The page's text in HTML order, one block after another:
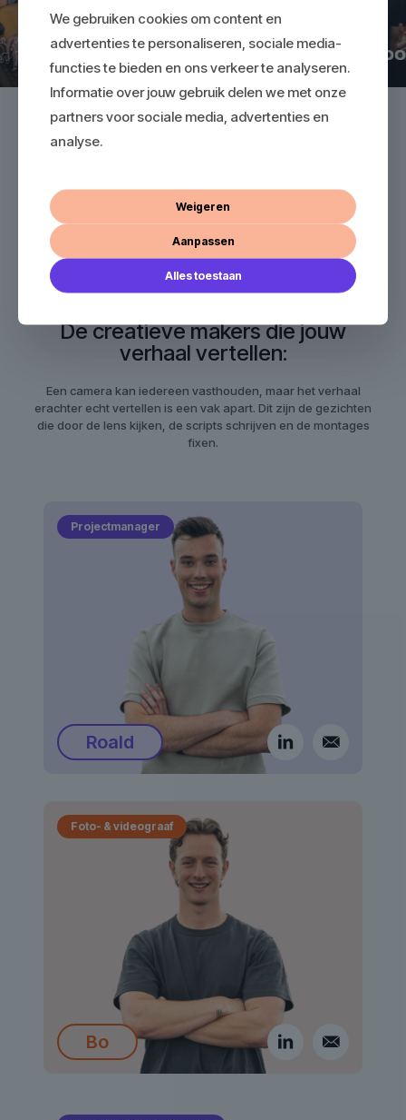
Deze ondernemers zijn je ook al voorgegaan:
De creatieve makers die jouw
verhaal vertellen:
Een camera kan iedereen vasthouden, maar het verhaal
erachter echt vertellen is een vak apart. Dit zijn de gezichten
die door de lens kijken, de scripts schrijven en de montages
fixen.
Projectmanager
Roald
Foto- & videograaf
Bo
We gebruiken cookies om content en
advertenties te personaliseren, sociale media-
functies te bieden en ons verkeer te analyseren.
Informatie over jouw gebruik delen we met onze
partners voor sociale media, advertenties en
analyse.
Weigeren
Aanpassen
Alles toestaan